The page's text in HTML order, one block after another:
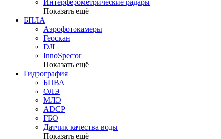
Интерферометрические радары
Показать ещё
БПЛА
Аэрофотокамеры
Геоскан
DJI
InnoSpector
Показать ещё
Гидрография
БПВА
ОЛЭ
МЛЭ
ADCP
ГБО
Датчик качества воды
Показать ещё